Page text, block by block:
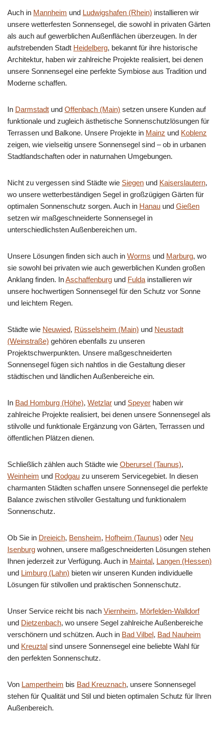
Auch in Mannheim und Ludwigshafen (Rhein) installieren wir
unsere wetterfesten Sonnensegel, die sowohl in privaten Gärten
als auch auf gewerblichen Außenflächen überzeugen. In der
aufstrebenden Stadt Heidelberg, bekannt für ihre historische
Architektur, haben wir zahlreiche Projekte realisiert, bei denen
unsere Sonnensegel eine perfekte Symbiose aus Tradition und
Moderne schaffen.
In Darmstadt und Offenbach (Main) setzen unsere Kunden auf
funktionale und zugleich ästhetische Sonnenschutzlösungen für
Terrassen und Balkone. Unsere Projekte in Mainz und Koblenz
zeigen, wie vielseitig unsere Sonnensegel sind – ob in urbanen
Stadtlandschaften oder in naturnahen Umgebungen.
Nicht zu vergessen sind Städte wie Siegen und Kaiserslautern,
wo unsere wetterbeständigen Segel in großzügigen Gärten für
optimalen Sonnenschutz sorgen. Auch in Hanau und Gießen
setzen wir maßgeschneiderte Sonnensegel in
unterschiedlichsten Außenbereichen um.
Unsere Lösungen finden sich auch in Worms und Marburg, wo
sie sowohl bei privaten wie auch gewerblichen Kunden großen
Anklang finden. InAschaffenburg und Fulda installieren wir
unsere hochwertigen Sonnensegel für den Schutz vor Sonne
und leichtem Regen.
Städte wie Neuwied, Rüsselsheim (Main) und Neustadt
(Weinstraße) gehören ebenfalls zu unseren
Projektschwerpunkten. Unsere maßgeschneiderten
Sonnensegel fügen sich nahtlos in die Gestaltung dieser
städtischen und ländlichen Außenbereiche ein.
In Bad Homburg (Höhe), Wetzlar und Speyer haben wir
zahlreiche Projekte realisiert, bei denen unsere Sonnensegel als
stilvolle und funktionale Ergänzung von Gärten, Terrassen und
öffentlichen Plätzen dienen.
Schließlich zählen auch Städte wie Oberursel (Taunus),
Weinheim und Rodgau zu unserem Servicegebiet. In diesen
charmanten Städten schaffen unsere Sonnensegel die perfekte
Balance zwischen stilvoller Gestaltung und funktionalem
Sonnenschutz.
Ob Sie in Dreieich, Bensheim, Hofheim (Taunus) oder Neu
Isenburg wohnen, unsere maßgeschneiderten Lösungen stehen
Ihnen jederzeit zur Verfügung. Auch in Maintal, Langen (Hessen)
und Limburg (Lahn) bieten wir unseren Kunden individuelle
Lösungen für stilvollen und praktischen Sonnenschutz.
Unser Service reicht bis nach Viernheim, Mörfelden-Walldorf
und Dietzenbach, wo unsere Segel zahlreiche Außenbereiche
verschönern und schützen. Auch in Bad Vilbel, Bad Nauheim
und Kreuztal sind unsere Sonnensegel eine beliebte Wahl für
den perfekten Sonnenschutz.
Von Lampertheim bis Bad Kreuznach, unsere Sonnensegel
stehen für Qualität und Stil und bieten optimalen Schutz für Ihren
Außenbereich.